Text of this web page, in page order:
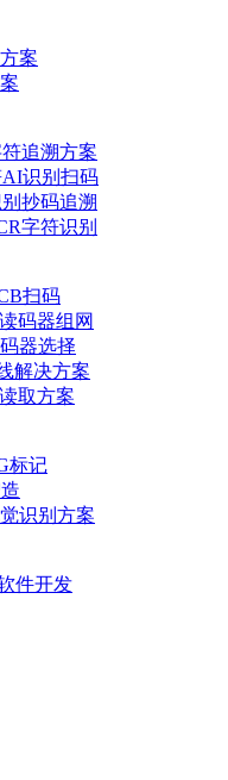
案
追溯方案
识别扫码
抄码追溯
字符识别
扫码
码器组网
器选择
解决方案
取方案
标记
识别方案
件开发